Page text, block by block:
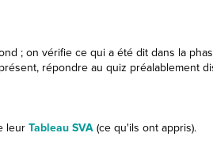
; on vérifie ce qui a été dit dans la
répondre au quiz préalablement
leur Tableau SVA (ce qu'ils ont appris).